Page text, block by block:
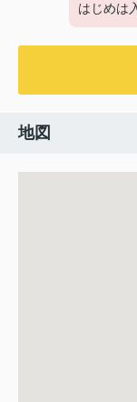
はじめは
地図